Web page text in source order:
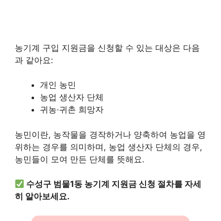
농기계 구입 지원금을 신청할 수 있는 대상은 다음
과 같아요:
개인 농민
농업 생산자 단체
귀농·귀촌 희망자
농민이란, 농작물을 경작하거나 양축하여 농업을 영
위하는 경우를 의미하며, 농업 생산자 단체의 경우,
농민들이 모여 만든 단체를 뜻해요.
수성구 범물1동 농기계 지원금 신청 절차를 자세
히 알아보세요.